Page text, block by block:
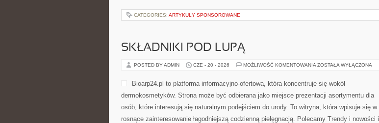
CATEGORIES: ARTYKUŁY SPONSOROWANE
SKŁADNIKI POD LUPĄ
POSTED BY ADMIN CZE - 20 - 2026 MOŻLIWOŚĆ KOMENTOWANIA SKŁADNIKI
ZOSTAŁA WYŁĄCZONA
Bioarp24.pl to platforma informacyjno-ofertowa, która koncentruje się wokół
dermokosmetyków. Strona może być odbierana jako miejsce prezentacji asortymentu dla
osób, które interesują się naturalnym podejściem do urody. To witryna, która wpisuje się w
rosnące zainteresowanie łagodniejszą codzienną pielęgnacją. Polecamy Trendy i nowości i